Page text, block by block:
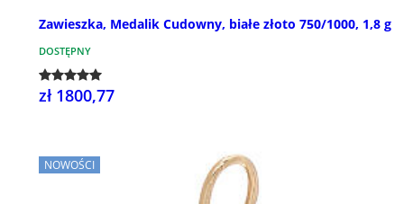
Zawieszka, Medalik Cudowny, białe złoto 750/1000, 1,8 g
DOSTĘPNY
zł 1800,77
NOWOŚCI